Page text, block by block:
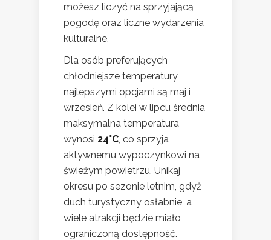
możesz liczyć na sprzyjającą
pogodę oraz liczne wydarzenia
kulturalne.
Dla osób preferujących
chłodniejsze temperatury,
najlepszymi opcjami są maj i
wrzesień. Z kolei w lipcu średnia
maksymalna temperatura
wynosi 24°C , co sprzyja
aktywnemu wypoczynkowi na
świeżym powietrzu. Unikaj
okresu po sezonie letnim, gdyż
duch turystyczny osłabnie, a
wiele atrakcji będzie miało
ograniczoną dostępność.